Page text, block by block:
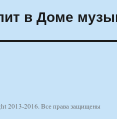
в Доме
2013-2016. Все права защищены